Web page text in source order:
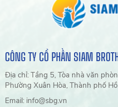
CÔNG TY CỔ PHẦN SIAM
Địa chỉ: Tầng 5, Tòa nhà văn
Phường Xuân Hòa, Thành phố
Email: info@sbg.vn